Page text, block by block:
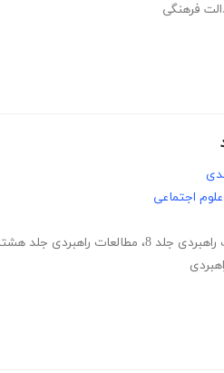
فرهنگی
اجتماعی
جلد 8 ، مطالعات راهبردی جلد